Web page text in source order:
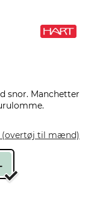
snor. Manchetter
(overtøj til mænd)